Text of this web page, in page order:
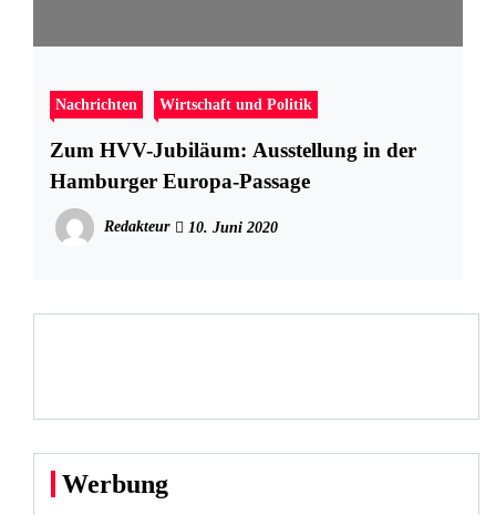
Nachrichten Wirtschaft und Politik
Zum HVV-Jubiläum: Ausstellung in der
Hamburger Europa-Passage
Redakteur 10. Juni 2020
Werbung